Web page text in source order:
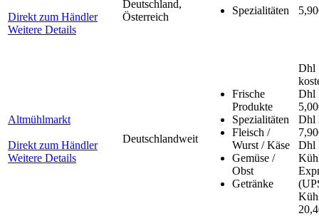
Direkt zum Händler
Weitere Details
Deutschland,
Österreich
Spezialitäten
Altmühlmarkt
Direkt zum Händler
Weitere Details
Deutschlandweit
Frische
Produkte
Spezialitäten
Fleisch /
Wurst / Käse
Gemüse /
Obst
Getränke
Dhl
Dhl
Dhl
Dhl